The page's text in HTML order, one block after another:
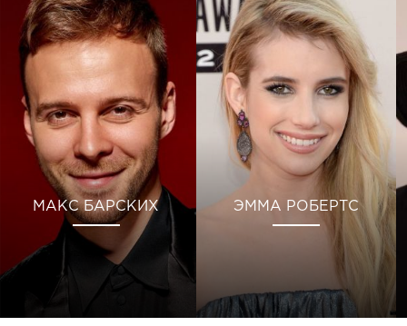
МАКС БАРСКИХ ЭММА РОБЕРТС